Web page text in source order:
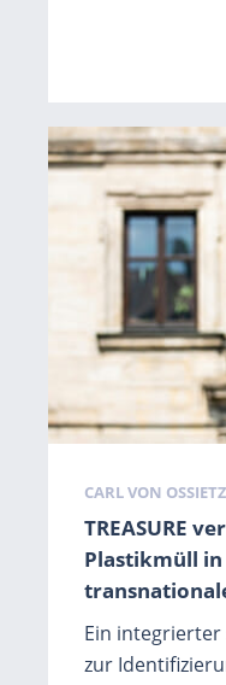
TREASURE
Plastikmüll
Ein
zur
Schlagwörter
CARL VON